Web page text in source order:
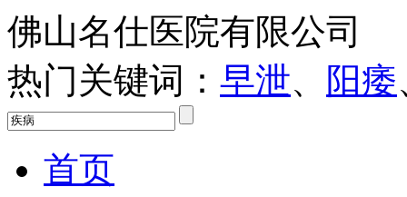
佛山名仕医院有限公司
热门关键词： 早泄、 阳痿
首页